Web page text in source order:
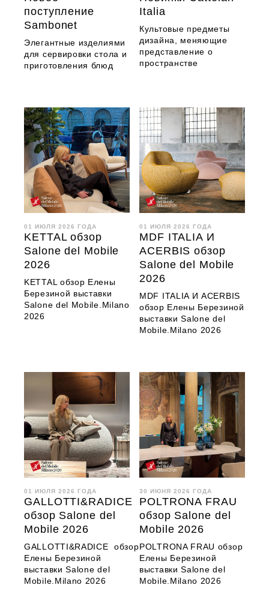
поступление
Sambonet
Элегантные изделиями
для сервировки стола и
приготовления блюд
Italia
Культовые предметы
дизайна, меняющие
представление о
пространстве
01 ИЮЛЯ 2026 ГОДА
KETTAL обзор
Salone del Mobile
2026
KETTAL обзор Елены
Березиной выставки
Salone del Mobile.Milano
2026
01 ИЮЛЯ 2026 ГОДА
MDF ITALIA И
ACERBIS обзор
Salone del Mobile
2026
MDF ITALIA И ACERBIS
обзор Елены Березиной
выставки Salone del
Mobile.Milano 2026
01 ИЮЛЯ 2026 ГОДА
GALLOTTI&RADICE
обзор Salone del
Mobile 2026
GALLOTTI&RADICE обзор
Елены Березиной
выставки Salone del
Mobile.Milano 2026
30 ИЮНЯ 2026 ГОДА
POLTRONA FRAU
обзор Salone del
Mobile 2026
POLTRONA FRAU обзор
Елены Березиной
выставки Salone del
Mobile.Milano 2026